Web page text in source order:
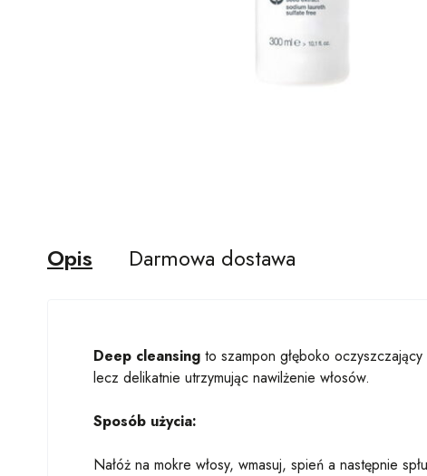
Opis Darmowa dostawa
Deep cleansing to szampon głęboko
lecz delikatnie utrzymując nawilżenie włosów.
Sposób użycia:
Nałóż na mokre włosy, wmasuj, spień a następnie